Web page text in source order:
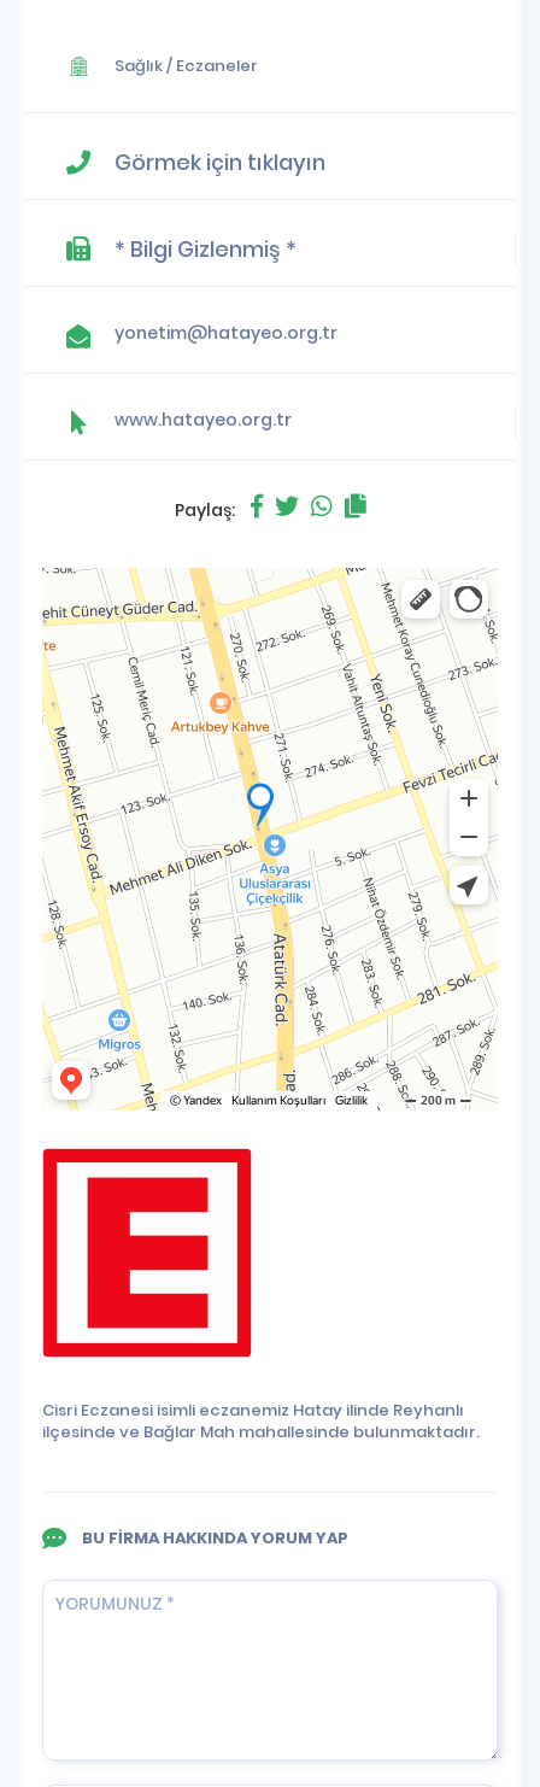
Sağlık/ Eczaneler
Görmek için tıklayın
* Bilgi Gizlenmiş *
yonetim@hatayeo.org.tr
www.hatayeo.org.tr
Paylaş:
Cisri Eczanesi isimli eczanemiz Hatay ilinde Reyhanlı
ilçesinde ve Bağlar Mah mahallesinde bulunmaktadır.
BU FİRMA HAKKINDA YORUM YAP